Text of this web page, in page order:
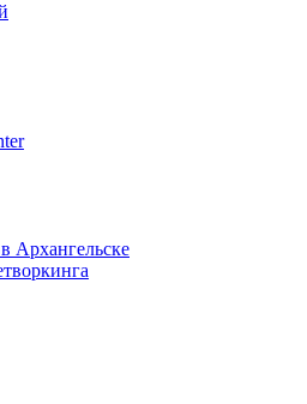
Архангельске